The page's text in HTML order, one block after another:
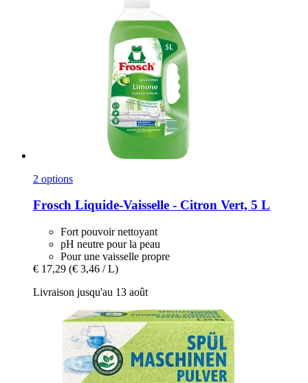
2 options
Frosch Liquide-​Vaisselle -​ Citron Vert, 5 L
Fort pouvoir nettoyant
pH neutre pour la peau
Pour une vaisselle propre
€ 17,29 (€ 3,46 / L)
Livraison jusqu'au 13 août